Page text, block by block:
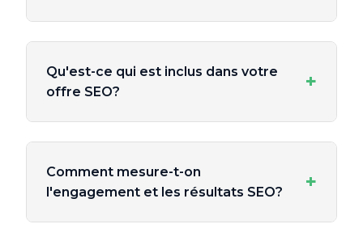
Qu'est-ce qui est inclus dans votre
offre SEO?
+
Comment mesure-t-on
l'engagement et les résultats SEO?
+